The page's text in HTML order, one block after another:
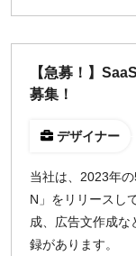
【急募！】
募集！
デザイナー
当社は、2023年
N」をリリースし
成、広告文作成な
録があります。